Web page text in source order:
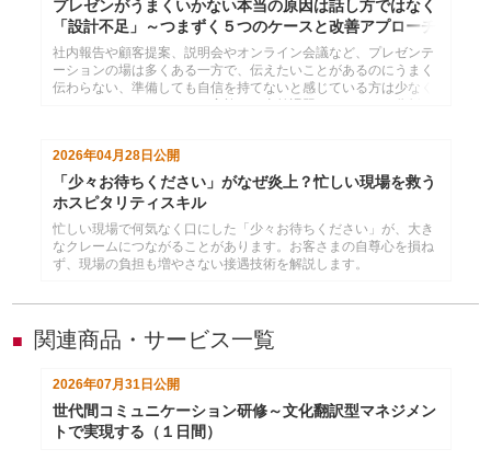
プレゼンがうまくいかない本当の原因は話し方ではなく
「設計不足」～つまずく５つのケースと改善アプローチ
社内報告や顧客提案、説明会やオンライン会議など、プレゼンテ
ーションの場は多くある一方で、伝えたいことがあるのにうまく
伝わらない、準備しても自信を持てないと感じている方は少なく
2026年04月28日公開
「少々お待ちください」がなぜ炎上？忙しい現場を救う
ホスピタリティスキル
忙しい現場で何気なく口にした「少々お待ちください」が、大き
なクレームにつながることがあります。お客さまの自尊心を損ね
ず、現場の負担も増やさない接遇技術を解説します。
■ 関連商品・サービス一覧
2026年07月31日 公開
世代間コミュニケーション研修～文化翻訳型マネジメン
トで実現する（１日間）